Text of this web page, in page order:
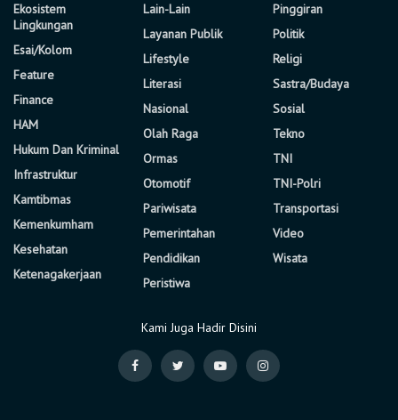
Ekosistem
Lingkungan
Esai/Kolom
Feature
Finance
HAM
Hukum Dan Kriminal
Infrastruktur
Kamtibmas
Kemenkumham
Kesehatan
Ketenagakerjaan
Lain-Lain
Layanan Publik
Lifestyle
Literasi
Nasional
Olah Raga
Ormas
Otomotif
Pariwisata
Pemerintahan
Pendidikan
Peristiwa
Pinggiran
Politik
Religi
Sastra/Budaya
Sosial
Tekno
TNI
TNI-Polri
Transportasi
Video
Wisata
Kami Juga Hadir Disini